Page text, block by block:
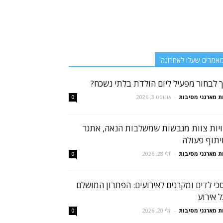
מאמרים שעלו לאחרונה
לבחור מפעיל ליום הולדת בלתי נשכח?
מארגני מסיבות - אוגוסט 3, 2026 0
צוות מגבשות שמשלבות הנאה, אתגר
פעולה
מארגני מסיבות - יולי 28, 2026 0
לדים ומקרנים לאירועים: הפתרון המושלם
אירוע
מארגני מסיבות - יולי 20, 2026 0